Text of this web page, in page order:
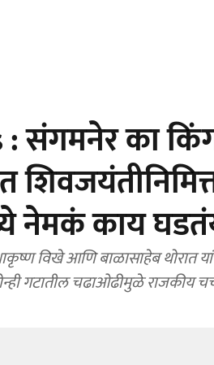
संगमनेर का
नेमकं काय
विखे आणि बाळासाहेब थोरात
गटातील चढाओढीमुळे राजकीय